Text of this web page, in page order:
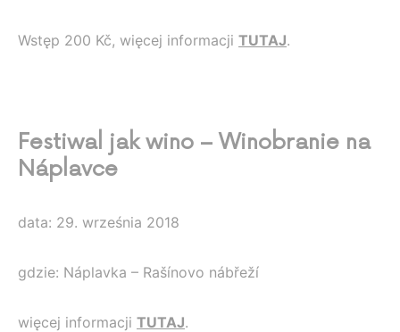
Wstęp 200 Kč, więcej informacji TUTAJ.
Festiwal jak wino – Winobranie na
Náplavce
data: 29. września 2018
gdzie: Náplavka – Rašínovo nábřeží
więcej informacji TUTAJ.